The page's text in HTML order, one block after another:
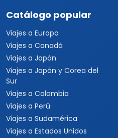
Catálogo popular
Viajes a Europa
Viajes a Canadá
Viajes a Japón
Viajes a Japón y Corea del
Sur
Viajes a Colombia
Viajes a Perú
Viajes a Sudamérica
Viajes a Estados Unidos